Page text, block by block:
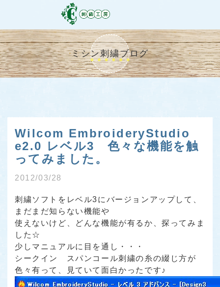
ミシン刺繍ブログ
Wilcom EmbroideryStudio
e2.0 レベル3 色々な機能を触
ってみました。
2012/03/28
刺繍ソフトをレベル3にバージョンアップして、
まだまだ知らない機能や
使えないけど、どんな機能が有るか、探ってみま
した☆
少しマニュアルに目を通し・・・
シークイン スパンコール刺繍の糸の綴じ方が
色々有って、見ていて面白かったです♪